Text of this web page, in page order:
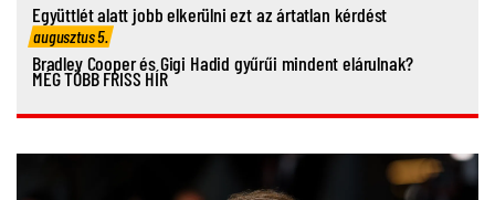
Együttlét alatt jobb elkerülni ezt az ártatlan kérdést
augusztus 5.
Bradley Cooper és Gigi Hadid gyűrűi mindent elárulnak?
MÉG TÖBB FRISS HÍR